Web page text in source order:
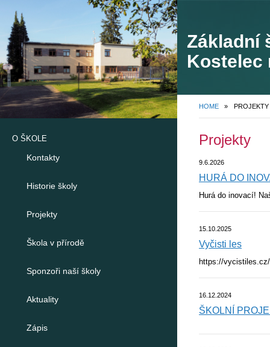
Základní
Kostelec
HOME » PROJEKTY
O ŠKOLE
Kontakty
Historie školy
Projekty
Škola v přírodě
Sponzoři naší školy
Aktuality
Zápis
Projekty
9.6.2026
HURÁ DO
Hurá do inovací!
15.10.2025
Vyčisti les
https://
16.12.2024
ŠKOLNÍ